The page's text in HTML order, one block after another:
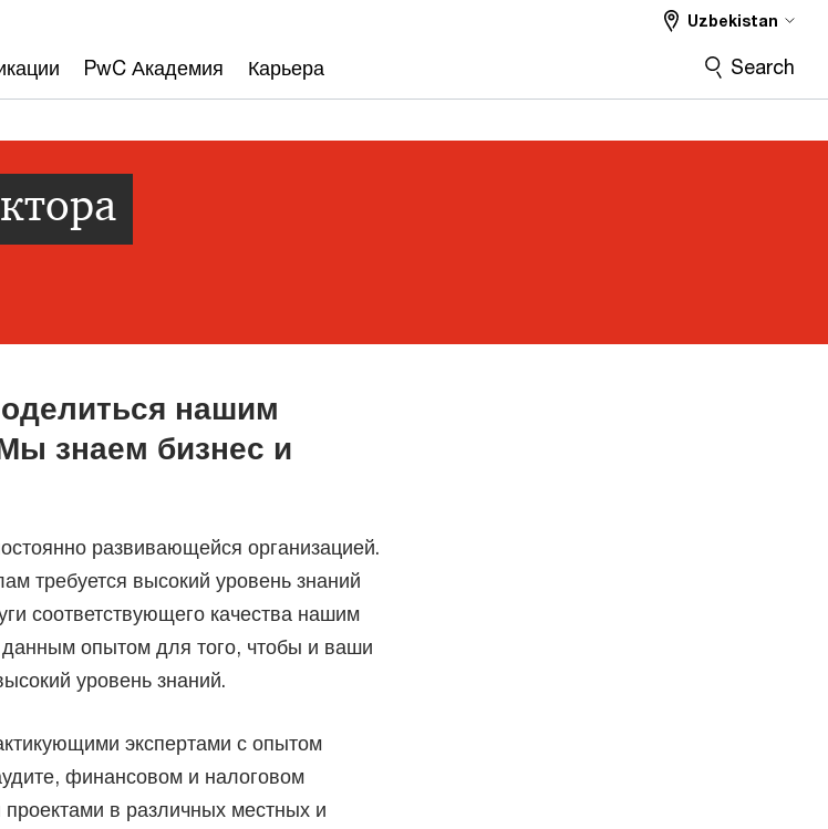
PwC Академия Карьера
Uzbekistan
Search
нашим
знаем бизнес и
развивающейся организацией.
требуется высокий уровень знаний
соответствующего качества нашим
опытом для того, чтобы и ваши
уровень знаний.
экспертами с опытом
финансовом и налоговом
в различных местных и